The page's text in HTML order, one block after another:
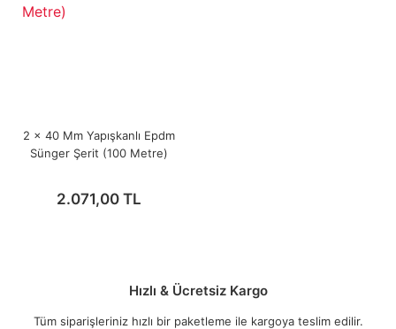
2 x 40 Mm Yapışkanlı Epdm
Sünger Şerit (100 Metre)
2.071,00 TL
Hızlı & Ücretsiz Kargo
Tüm siparişleriniz hızlı bir paketleme ile kargoya teslim edilir.